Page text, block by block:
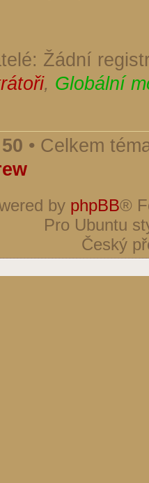
Žádní
, Globální
50 • Celkem
by phpBB®
Pro Ubuntu
Český